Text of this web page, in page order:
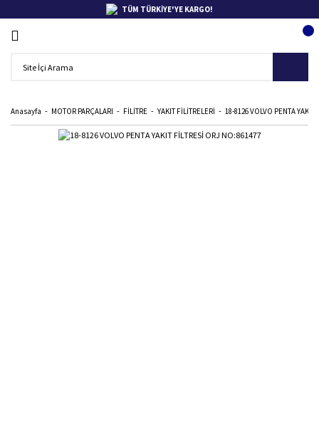
TÜM TÜRKİYE'YE KARGO!
Anasayfa MOTOR PARÇALARI FİLİTRE YAKIT FİLİTRELERİ 18-8126 VOLVO PENTA YAKIT